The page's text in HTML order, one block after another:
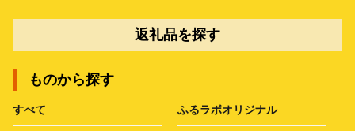
返礼品を探す
ものから探す
すべて ふるラボオリジナル